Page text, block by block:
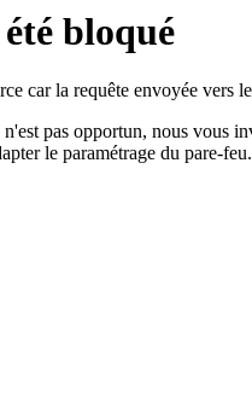
bloqué
car la requête envoyée vers
pas opportun, nous vous
le paramétrage du pare-feu.